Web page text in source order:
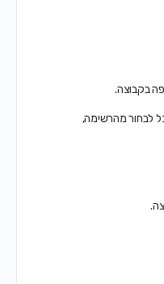
בקבוצה.
לבחור מהרשימה,